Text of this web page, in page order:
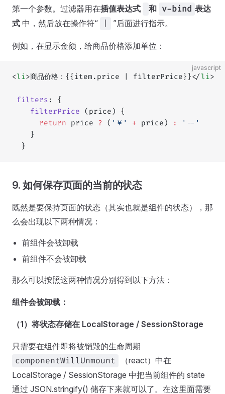
第一个参数。过滤器用在插值表达式 和 v-bind 表达
式 中，然后放在操作符“ ”后面进行指示。
例如，在显示金额，给商品价格添加单位：
javascript
<li>商品价格：{{item.price | filterPrice}}</li>
filters : {
    filterPrice
(price) {
      return
price ? ( '￥' + price) :
'--'
    }
  }
9. 如何保存页面的当前的状态
既然是要保持页面的状态（其实也就是组件的状态），那
么会出现以下两种情况：
前组件会被卸载
前组件不会被卸载
那么可以按照这两种情况分别得到以下方法：
组件会被卸载：
（1）将状态存储在 LocalStorage / SessionStorage
只需要在组件即将被销毁的生命周期
componentWillUnmount
（react）中在
LocalStorage / SessionStorage 中把当前组件的 state
通过 JSON.stringify() 储存下来就可以了。在这里面需要